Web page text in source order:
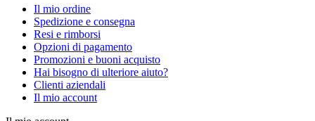
Il mio ordine
Spedizione e consegna
Resi e rimborsi
Opzioni di pagamento
Promozioni e buoni acquisto
Hai bisogno di ulteriore aiuto?
Clienti aziendali
Il mio account